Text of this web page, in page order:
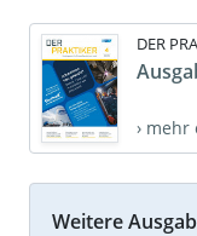
DER
›
Weitere